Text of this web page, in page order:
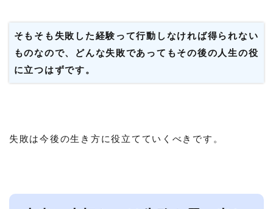
そもそも失敗した経験って行動しなければ得られない
ものなので、どんな失敗であってもその後の人生の役
に立つはずです。
失敗は今後の生き方に役立てていくべきです。